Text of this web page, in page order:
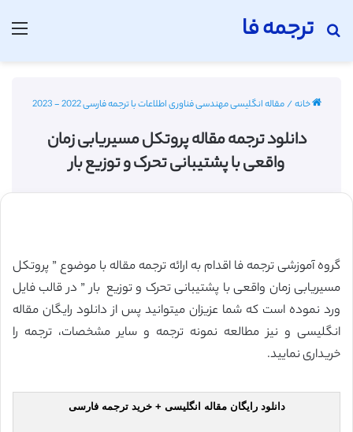
ترجمه فا
جستجو برای
خانه/مقاله انگلیسی مهندسی فناوری اطلاعات با ترجمه فارسی 2022 - 2023
دانلود ترجمه مقاله پروتکل مسیریابی زمان
واقعی با پشتیبانی تحرک و توزیع بار
گروه آموزشی ترجمه فا اقدام به ارائه ترجمه مقاله با موضوع ” پروتکل
مسیریابی زمان واقعی با پشتیبانی تحرک و توزیع بار ” در قالب فایل
ورد نموده است که شما عزیزان میتوانید پس از دانلود رایگان مقاله
انگلیسی و نیز مطالعه نمونه ترجمه و سایر مشخصات، ترجمه را
خریداری نمایید.
دانلود رایگان مقاله انگلیسی + خرید ترجمه فارسی